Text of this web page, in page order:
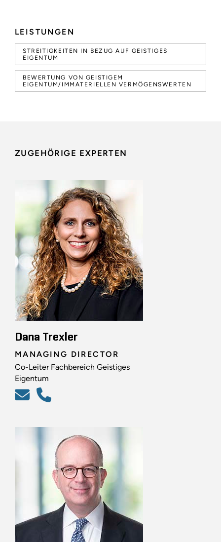
LEISTUNGEN
STREITIGKEITEN IN BEZUG AUF GEISTIGES
EIGENTUM
BEWERTUNG VON GEISTIGEM
EIGENTUM/IMMATERIELLEN VERMÖGENSWERTEN
ZUGEHÖRIGE EXPERTEN
Dana Trexler
MANAGING DIRECTOR
Co-Leiter Fachbereich Geistiges
Eigentum